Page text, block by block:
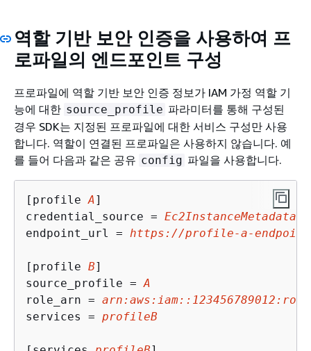
역할 기반 보안 인증을 사용하여 프
로파일의 엔드포인트 구성
프로파일에 역할 기반 보안 인증 정보가 IAM 가정 역할 기
능에 대한 source_profile 파라미터를 통해 구성된
경우 SDK는 지정된 프로파일에 대한 서비스 구성만 사용
합니다. 역할이 연결된 프로파일은 사용하지 않습니다. 예
를 들어 다음과 같은 공유 config 파일을 사용합니다.
[profile A ]
credential_source = Ec2InstanceMetadata
endpoint_url = https://profile-a-
[profile B]
source_profile = A
role_arn =
services = profileB